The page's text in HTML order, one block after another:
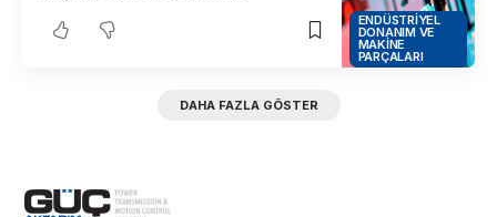
ENDÜSTRIYEL
DONANIM VE
MAKINE
PARÇALARI
DAHA FAZLA GÖSTER